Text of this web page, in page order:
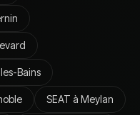
Bains
SEAT à Meylan